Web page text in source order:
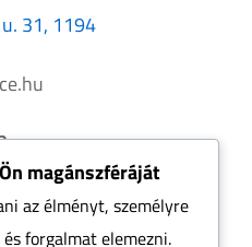
31, 1194
magánszféráját
az élményt, személyre
forgalmat elemezni.